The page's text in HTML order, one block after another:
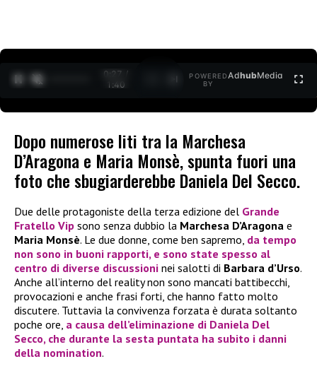
0:27 /
1:40
POWERED
BY
AdhubMedia
Dopo numerose liti tra la Marchesa
D’Aragona e Maria Monsè, spunta fuori una
foto che sbugiarderebbe Daniela Del Secco.
Due delle protagoniste della terza edizione del Grande
Fratello Vip sono senza dubbio la Marchesa D’Aragona e
Maria Monsè. Le due donne, come ben sapremo, da tempo
non sono in buoni rapporti, e sono state spesso al
centro di diverse discussioni nei salotti di Barbara d’Urso.
Anche all’interno del reality non sono mancati battibecchi,
provocazioni e anche frasi forti, che hanno fatto molto
discutere. Tuttavia la convivenza forzata è durata soltanto
poche ore, a causa dell’eliminazione di Daniela Del
Secco, che durante la sesta puntata ha subito i danni
della nomination.